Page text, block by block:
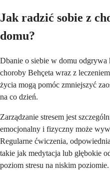
Jak radzić sobie z
domu?
Dbanie o siebie w domu
choroby Behçeta wraz z
życia mogą pomóc zmniejszyć
na co dzień.
Zarządzanie stresem jest
emocjonalny i fizyczny może
Regularne ćwiczenia,
takie jak medytacja lub głębokie
poziom stresu na niskim poziomie.